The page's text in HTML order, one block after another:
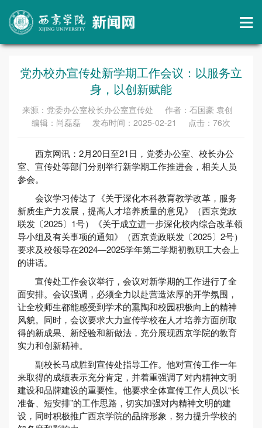
党办校办宣传处新学期工作会议：以服务立
身，以创新赋能
来源：党委办公室校长办公室宣传处 作者：石国豪 袁创
编辑：尚磊磊 发布时间：2025-02-21 点击： 76次
西京网讯：2月20日至21日，党委办公室、校长办公
室、宣传处等部门分别举行新学期工作推进会，相关人员
参会。
会议学习传达了《关于深化本科教育教学改革，服务
新质生产力发展，提高人才培养质量的意见》（西京党政
联发〔2025〕1号）《关于成立进一步深化校内综合改革领
导小组及有关事项的通知》（西京党政联发〔2025〕2号）
要求及校领导在2024—2025学年第二学期初教职工大会上
的讲话。
宣传处工作会议举行，会议对新学期的工作进行了全
面安排。会议强调，必须全力以赴营造浓厚的开学氛围，
让全校师生都能感受到学术的熏陶和校园积极向上的精神
风貌。同时，会议要求大力宣传学校在人才培养方面所取
得的新成果、新经验和新做法，充分展现西京学院的教育
实力和创新精神。
副校长马成胜到宣传处指导工作。他对宣传工作一年
来取得的成绩表示充分肯定，并着重强调了对内精神文明
建设和品牌建设的重要性。他要求全体宣传工作人员以“长
准备、短安排”的工作思路，切实加强对内精神文明的建
设，同时积极推广西京学院的品牌形象，努力提升学校的